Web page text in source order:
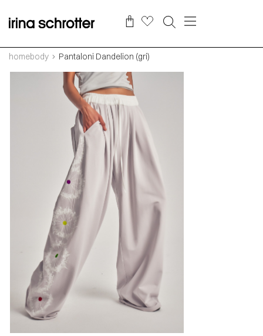
homebody Pantaloni Dandelion (gri)